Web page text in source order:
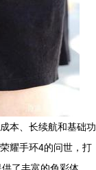
本、长续航和基础功
耀手环4的问世，打